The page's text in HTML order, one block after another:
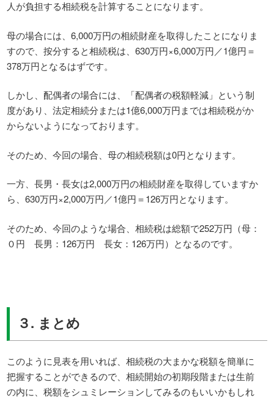
人が負担する相続税を計算することになります。
母の場合には、6,000万円の相続財産を取得したことになりま
すので、按分すると相続税は、630万円×6,000万円／1億円＝
378万円となるはずです。
しかし、配偶者の場合には、「配偶者の税額軽減」という制
度があり、法定相続分または1億6,000万円までは相続税がか
からないようになっております。
そのため、今回の場合、母の相続税額は0円となります。
一方、長男・長女は2,000万円の相続財産を取得していますか
ら、630万円×2,000万円／1億円＝126万円となります。
そのため、今回のような場合、相続税は総額で252万円（母：
０円 長男：126万円 長女：126万円）となるのです。
３. まとめ
このように見表を用いれば、相続税の大まかな税額を簡単に
把握することができるので、相続開始の初期段階または生前
の内に、税額をシュミレーションしてみるのもいいかもしれ